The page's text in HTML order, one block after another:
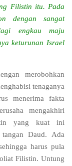
Filistin itu. Pada
dengan sangat
engkau maju
keturunan Israel
merobohkan
tenaganya
menerima fakta
mengakhiri
yang kuat ini
Daud. Ada
harus pula
Filistin. Untung